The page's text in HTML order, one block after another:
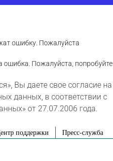
ошибку. Пожалуйста
ошибка. Пожалуйста, попробуйте
Вы даете свое согласие на
данных, в соответствии с
от 27.07.2006 года.
поддержки Пресс-служба